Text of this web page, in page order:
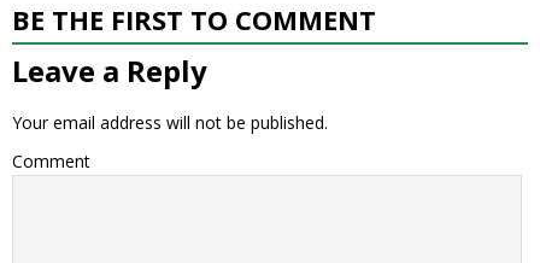
BE THE FIRST TO COMMENT
Leave a Reply
Your email address will not be published.
Comment